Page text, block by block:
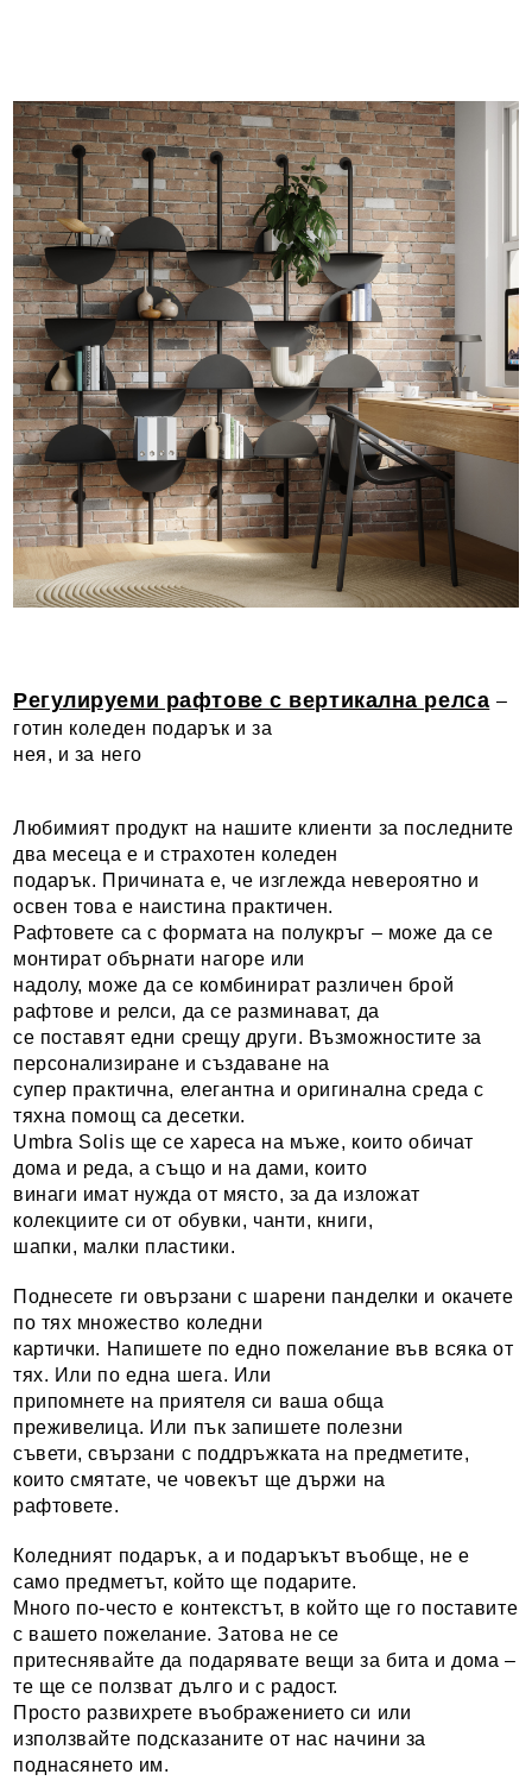
Регулируеми рафтове с вертикална релса –
готин коледен подарък и за
нея, и за него
Любимият продукт на нашите клиенти за последните
два месеца е и страхотен коледен
подарък. Причината е, че изглежда невероятно и
освен това е наистина практичен.
Рафтовете са с формата на полукръг – може да се
монтират обърнати нагоре или
надолу, може да се комбинират различен брой
рафтове и релси, да се разминават, да
се поставят едни срещу други. Възможностите за
персонализиране и създаване на
супер практична, елегантна и оригинална среда с
тяхна помощ са десетки.
Umbra Solis ще се хареса на мъже, които обичат
дома и реда, а също и на дами, които
винаги имат нужда от място, за да изложат
колекциите си от обувки, чанти, книги,
шапки, малки пластики.
Поднесете ги овързани с шарени панделки и окачете
по тях множество коледни
картички. Напишете по едно пожелание във всяка от
тях. Или по една шега. Или
припомнете на приятеля си ваша обща
преживелица. Или пък запишете полезни
съвети, свързани с поддръжката на предметите,
които смятате, че човекът ще държи на
рафтовете.
Коледният подарък, а и подаръкът въобще, не е
само предметът, който ще подарите.
Много по-често е контекстът, в който ще го поставите
с вашето пожелание. Затова не се
притеснявайте да подарявате вещи за бита и дома –
те ще се ползват дълго и с радост.
Просто развихрете въображението си или
използвайте подсказаните от нас начини за
поднасянето им.